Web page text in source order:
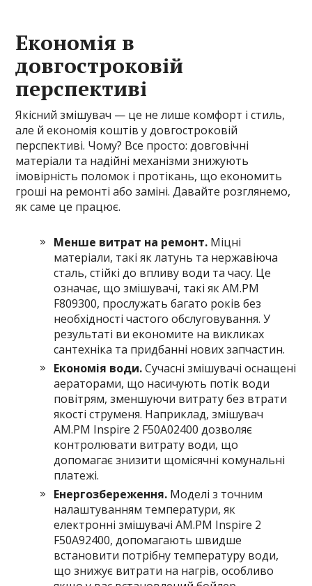
Економія в
довгостроковій
перспективі
Якісний змішувач — це не лише комфорт і стиль,
але й економія коштів у довгостроковій
перспективі. Чому? Все просто: довговічні
матеріали та надійні механізми знижують
імовірність поломок і протікань, що економить
гроші на ремонті або заміні. Давайте розглянемо,
як саме це працює.
Менше витрат на ремонт. Міцні
матеріали, такі як латунь та нержавіюча
сталь, стійкі до впливу води та часу. Це
означає, що змішувачі, такі як AM.PM
F809300, прослужать багато років без
необхідності частого обслуговування. У
результаті ви економите на викликах
сантехніка та придбанні нових запчастин.
Економія води.Сучасні змішувачі оснащені
аераторами, що насичують потік води
повітрям, зменшуючи витрату без втрати
якості струменя. Наприклад, змішувач
AM.PM Inspire 2 F50A02400 дозволяє
контролювати витрату води, що
допомагає знизити щомісячні комунальні
платежі.
Енергозбереження. Моделі з точним
налаштуванням температури, як
електронні змішувачі AM.PM Inspire 2
F50A92400, допомагають швидше
встановити потрібну температуру води,
що знижує витрати на нагрів, особливо